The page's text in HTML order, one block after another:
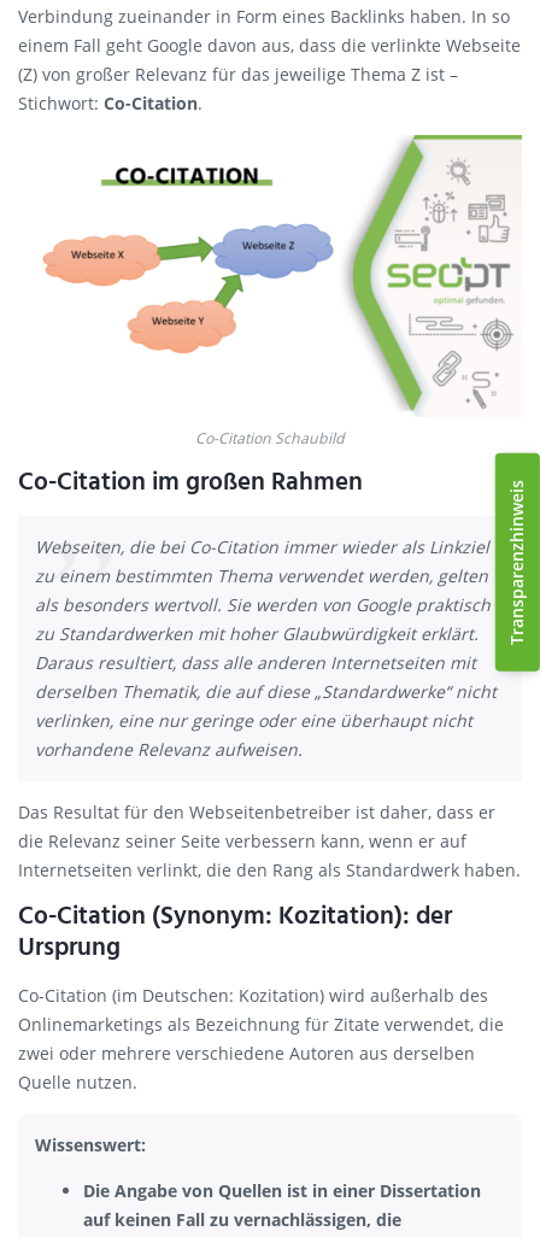
Verbindung zueinander in Form eines Backlinks haben. In so
einem Fall geht Google davon aus, dass die verlinkte Webseite
(Z) von großer Relevanz für das jeweilige Thema Z ist –
Stichwort: Co-Citation.
Co-Citation Schaubild
Co-Citation im großen Rahmen
Webseiten, die bei Co-Citation immer wieder als Linkziel
zu einem bestimmten Thema verwendet werden, gelten
als besonders wertvoll. Sie werden von Google praktisch
zu Standardwerken mit hoher Glaubwürdigkeit erklärt.
Daraus resultiert, dass alle anderen Internetseiten mit
derselben Thematik, die auf diese „Standardwerke“ nicht
verlinken, eine nur geringe oder eine überhaupt nicht
vorhandene Relevanz aufweisen.
Das Resultat für den Webseitenbetreiber ist daher, dass er
die Relevanz seiner Seite verbessern kann, wenn er auf
Internetseiten verlinkt, die den Rang als Standardwerk haben.
Co-Citation (Synonym: Kozitation): der
Ursprung
Co-Citation (im Deutschen: Kozitation) wird außerhalb des
Onlinemarketings als Bezeichnung für Zitate verwendet, die
zwei oder mehrere verschiedene Autoren aus derselben
Quelle nutzen.
Wissenswert:
Die Angabe von Quellen ist in einer Dissertation
auf keinen Fall zu vernachlässigen, die
Transparenzhinweis